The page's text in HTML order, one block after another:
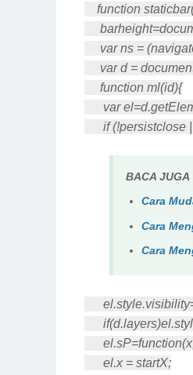
function
var ns =
var d =
function ml(id){
var
if (!persistclose ||
BACA JUGA
Cara
Cara
Cara
el.x = startX;